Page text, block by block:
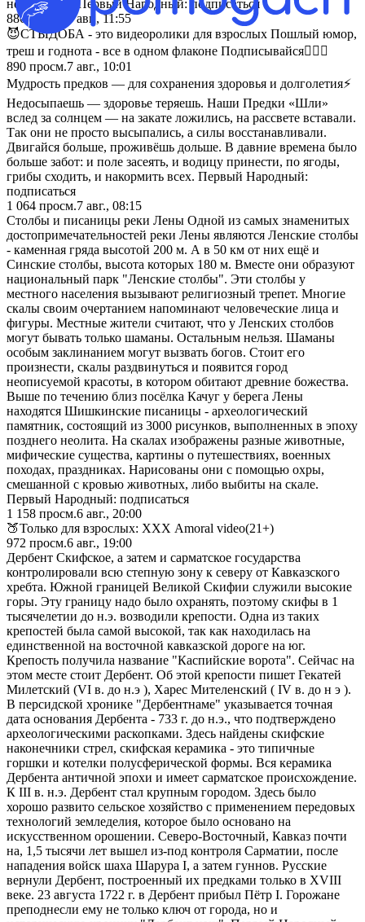
не хотелось. Первый Народный: подписаться
886просм.
7 авг., 11:55
😈СТЫДОБА - это видеоролики для взрослых Пошлый юмор,
треш и годнота - все в одном флаконе Подписывайся👇🏼🔞
890 просм.7 авг., 10:01
Мудрость предков — для сохранения здоровья и долголетия⚡
Недосыпаешь — здоровье теряешь. Наши Предки «Шли»
вслед за солнцем — на закате ложились, на рассвете вставали.
Так они не просто высыпались, а силы восстанавливали.
Двигайся больше, проживёшь дольше. В давние времена было
больше забот: и поле засеять, и водицу принести, по ягоды,
грибы сходить, и накормить всех. Первый Народный:
подписаться
1 064 просм.7 авг., 08:15
Столбы и писаницы реки Лены Одной из самых знаменитых
достопримечательностей реки Лены являются Ленские столбы
- каменная гряда высотой 200 м. А в 50 км от них ещё и
Синские столбы, высота которых 180 м. Вместе они образуют
национальный парк "Ленские столбы". Эти столбы у
местного населения вызывают религиозный трепет. Многие
скалы своим очертанием напоминают человеческие лица и
фигуры. Местные жители считают, что у Ленских столбов
могут бывать только шаманы. Остальным нельзя. Шаманы
особым заклинанием могут вызвать богов. Стоит его
произнести, скалы раздвинуться и появится город
неописуемой красоты, в котором обитают древние божества.
Выше по течению близ посёлка Качуг у берега Лены
находятся Шишкинские писаницы - археологический
памятник, состоящий из 3000 рисунков, выполненных в эпоху
позднего неолита. На скалах изображены разные животные,
мифические существа, картины о путешествиях, военных
походах, праздниках. Нарисованы они с помощью охры,
смешанной с кровью животных, либо выбиты на скале.
Первый Народный: подписаться
1 158 просм.6 авг., 20:00
🍑Только для взрослых: ХХХ Amoral video(21+)
972 просм.6 авг., 19:00
Дербент Скифское, а затем и сарматское государства
контролировали всю степную зону к северу от Кавказского
хребта. Южной границей Великой Скифии служили высокие
горы. Эту границу надо было охранять, поэтому скифы в 1
тысячелетии до н.э. возводили крепости. Одна из таких
крепостей была самой высокой, так как находилась на
единственной на восточной кавказской дороге на юг.
Крепость получила название "Каспийские ворота". Сейчас на
этом месте стоит Дербент. Об этой крепости пишет Гекатей
Милетский (VI в. до н.э ), Харес Мителенский ( IV в. до н э ).
В персидской хронике "Дербентнаме" указывается точная
дата основания Дербента - 733 г. до н.э., что подтверждено
археологическими раскопками. Здесь найдены скифские
наконечники стрел, скифская керамика - это типичные
горшки и котелки полусферической формы. Вся керамика
Дербента античной эпохи и имеет сарматское происхождение.
К III в. н.э. Дербент стал крупным городом. Здесь было
хорошо развито сельское хозяйство с применением передовых
технологий земледелия, которое было основано на
искусственном орошении. Северо-Восточный, Кавказ почти
на, 1,5 тысячи лет вышел из-под контроля Сарматии, после
нападения войск шаха Шарура I, а затем гуннов. Русские
вернули Дербент, построенный их предками только в XVIII
веке. 23 августа 1722 г. в Дербент прибыл Пётр I. Горожане
преподнесли ему не только ключ от города, но и